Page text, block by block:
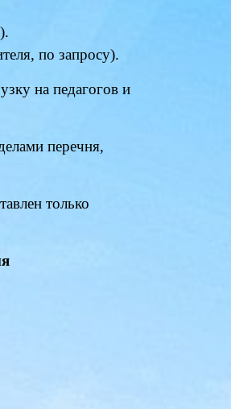
по запросу).
на педагогов и
перечня,
только